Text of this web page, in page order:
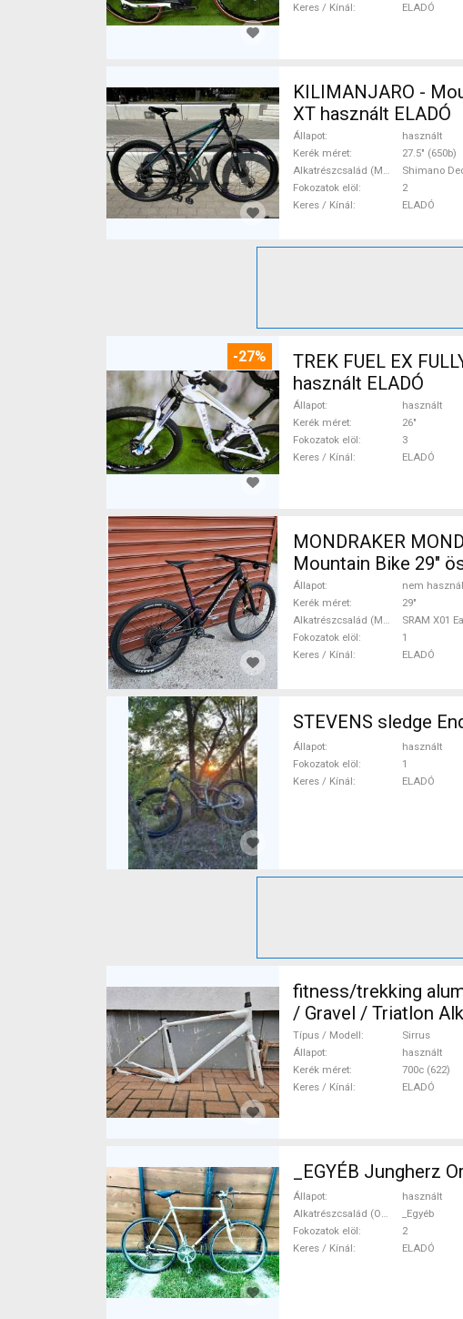
Keres / Kínál
ELADÓ
KILIMANJARO -
XT használt ELADÓ
Állapot
használt
Kerék méret
27.5" (650b)
Alkatrészcsalád (MTB)
Shimano
Fokozatok elöl
2
Keres / Kínál
ELADÓ
-27%
TREK FUEL EX
használt ELADÓ
Állapot
használt
Kerék méret
26"
Fokozatok elöl
3
Keres / Kínál
ELADÓ
MONDRAKER
Mountain Bike 29"
Állapot
nem
Kerék méret
29"
Alkatrészcsalád (MTB)
SRAM X01
Fokozatok elöl
1
Keres / Kínál
ELADÓ
Állapot
használt
Fokozatok elöl
1
Keres / Kínál
ELADÓ
fitness/trekking
/ Gravel / Triatlon
700c (622) használt
Típus / Modell
Sirrus
Állapot
használt
Kerék méret
700c (622)
Keres / Kínál
ELADÓ
_EGYÉB Jungherz
Állapot
használt
Alkatrészcsalád (Outi)
_Egyéb
Fokozatok elöl
2
Keres / Kínál
ELADÓ